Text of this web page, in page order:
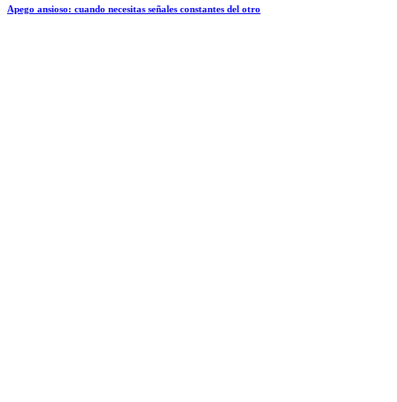
Apego ansioso: cuando necesitas señales constantes del otro